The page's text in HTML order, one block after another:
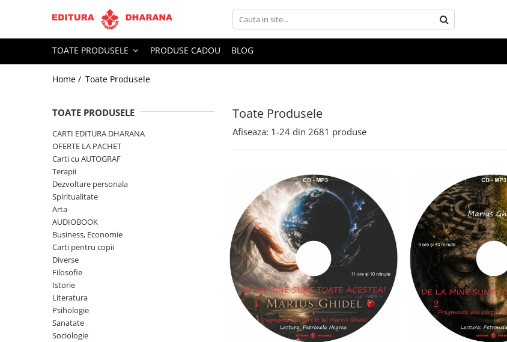
Toate Produsele
CARTI EDITURA DHARANA
OFERTE LA PACHET
Dezvoltare personala
Spiritualitate
AUDIOBOOK
Business, Economie
Carti pentru copii
TOATE PRODUSELE PRODUSE CADOU BLOG
Home / Toate Produsele
Toate Produsele
TOATE PRODUSELE
CARTI EDITURA DHARANA
OFERTE LA PACHET
Carti cu AUTOGRAF
Terapii
Dezvoltare personala
Spiritualitate
Arta
AUDIOBOOK
Business, Economie
Carti pentru copii
Diverse
Filosofie
Istorie
Literatura
Psihologie
Sanatate
Sociologie
Afiseaza: 1-24 din 2681 produse